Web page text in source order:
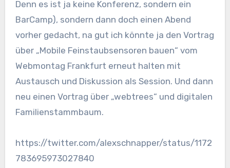
Denn es ist ja keine Konferenz, sondern ein
BarCamp), sondern dann doch einen Abend
vorher gedacht, na gut ich könnte ja den Vortrag
über „Mobile Feinstaubsensoren bauen“ vom
Webmontag Frankfurt erneut halten mit
Austausch und Diskussion als Session. Und dann
neu einen Vortrag über „webtrees“ und digitalen
Familienstammbaum.
https://twitter.com/alexschnapper/status/1172
783695973027840